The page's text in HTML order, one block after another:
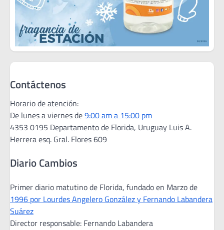
Contáctenos
Horario de atención:
De lunes a viernes de9:00 am a 15:00 pm
4353 0195 Departamento de Florida, Uruguay Luis A.
Herrera esq. Gral. Flores 609
Diario Cambios
Primer diario matutino de Florida, fundado en Marzo de
1996 por Lourdes Angelero González y Fernando Labandera
Suárez
Director responsable: Fernando Labandera